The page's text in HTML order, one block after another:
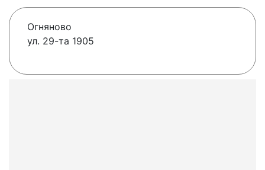
Огняново
ул. 29-та 1905